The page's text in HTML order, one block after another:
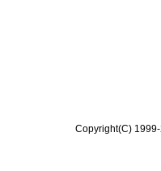
Copyright(C)